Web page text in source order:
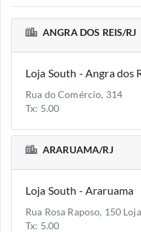
ANGRA DOS REIS/RJ
Loja South - Angra dos
Rua do Comércio, 314
Tx: 5.00
ARARUAMA/RJ
Loja South - Araruama
Rua Rosa Raposo, 150
Tx: 5.00